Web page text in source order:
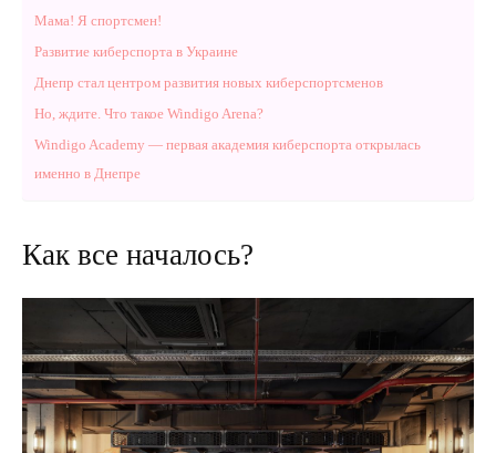
Мама! Я спортсмен!
Развитие киберспорта в Украине
Днепр стал центром развития новых киберспортсменов
Но, ждите. Что такое Windigo Arena?
Windigo Academy — первая академия киберспорта открылась
именно в Днепре
Как все началось?